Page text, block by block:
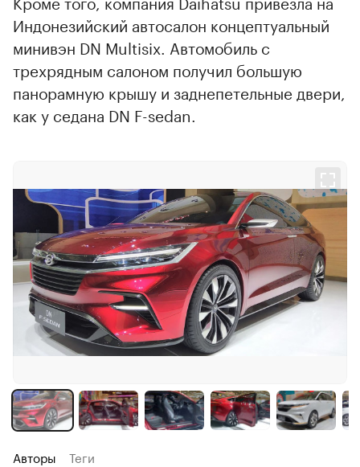
Индонезийский автосалон концептуальный
минивэн DN Multisix. Автомобиль с
трехрядным салоном получил большую
панорамную крышу и заднепетельные двери,
как у седана DN F-sedan.
Авторы Теги